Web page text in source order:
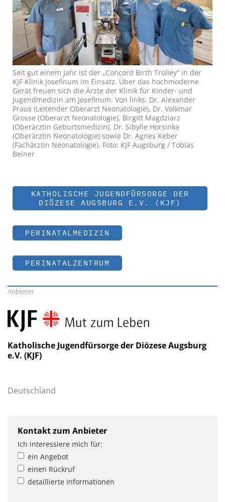
Seit gut einem Jahr ist der „Concord Birth Trolley“ in der
KJF Klinik Josefinum im Einsatz. Über das hochmoderne
Gerät freuen sich die Ärzte der Klinik für Kinder- und
Jugendmedizin am Josefinum. Von links: Dr. Alexander
Praus (Leitender Oberarzt Neonatologie), Dr. Volkmar
Grosse (Oberarzt Neonatologie), Birgitt Magdziarz
(Oberärztin Geburtsmedizin), Dr. Sibylle Horsinka
(Oberärztin Neonatologie) sowie Dr. Agnes Keber
(Fachärztin Neonatologie). Foto: KJF Augsburg / Tobias
Beiner
KATHOLISCHE JUGENDFÜRSORGE DER
DIÖZESE AUGSBURG E.V. (KJF)
PERINATALMEDIZIN
PERINATALZENTRUM
Anbieter
Katholische Jugendfürsorge der Diözese Augsburg
e.V. (KJF)
Deutschland
Kontakt zum Anbieter
Ich interessiere mich für:
ein Angebot
einen Rückruf
detaillierte Informationen